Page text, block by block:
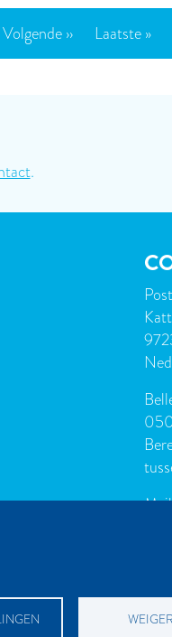
Volgende
pagina
Volgende ››
Laatste
pagina
Laatste »
.